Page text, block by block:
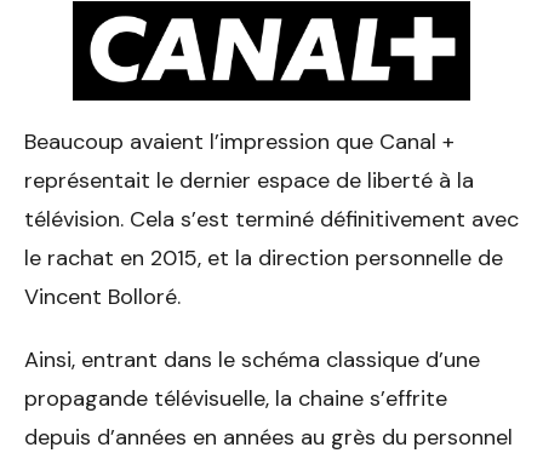
Beaucoup avaient l’impression que Canal +
représentait le dernier espace de liberté à la
télévision. Cela s’est terminé définitivement avec
le rachat en 2015, et la direction personnelle de
Vincent Bolloré.
Ainsi, entrant dans le schéma classique d’une
propagande télévisuelle, la chaine s’effrite
depuis d’années en années au grès du personnel